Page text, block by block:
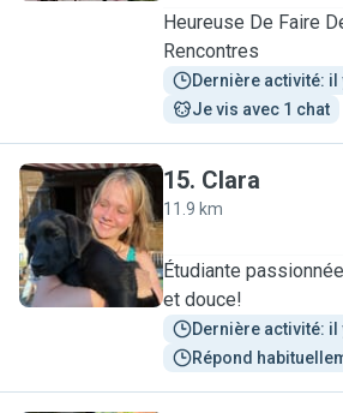
Heureuse De Faire
Rencontres
Dernière activité: il
Je vis avec 1 chat
C
15. Clara
11.9 km
Étudiante
et douce!
Dernière activité: il
Répond